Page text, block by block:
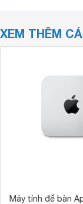
XEM THÊM
Máy tính để bàn